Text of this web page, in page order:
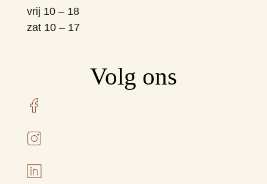
vrij 10 – 18
zat 10 – 17
Volg ons